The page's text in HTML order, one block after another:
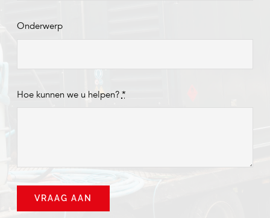
Onderwerp
Hoe kunnen we u helpen? *
VRAAG AAN